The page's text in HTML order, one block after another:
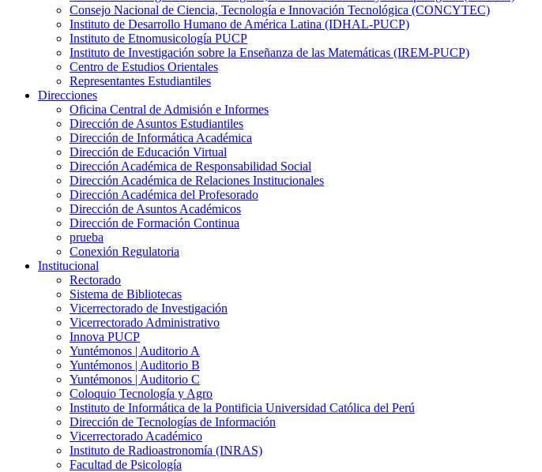
Consejo Nacional de Ciencia, Tecnología e Innovación Tecnológica (CONCYTEC)
Instituto de Desarrollo Humano de América Latina (IDHAL-PUCP)
Instituto de Etnomusicología PUCP
Instituto de Investigación sobre la Enseñanza de las Matemáticas (IREM-PUCP)
Centro de Estudios Orientales
Representantes Estudiantiles
Direcciones
Oficina Central de Admisión e Informes
Dirección de Asuntos Estudiantiles
Dirección de Informática Académica
Dirección de Educación Virtual
Dirección Académica de Responsabilidad Social
Dirección Académica de Relaciones Institucionales
Dirección Académica del Profesorado
Dirección de Asuntos Académicos
Dirección de Formación Continua
prueba
Conexión Regulatoria
Institucional
Rectorado
Sistema de Bibliotecas
Vicerrectorado de Investigación
Vicerrectorado Administrativo
Innova PUCP
Yuntémonos | Auditorio A
Yuntémonos | Auditorio B
Yuntémonos | Auditorio C
Coloquio Tecnología y Agro
Instituto de Informática de la Pontificia Universidad Católica del Perú
Dirección de Tecnologías de Información
Vicerrectorado Académico
Instituto de Radioastronomía (INRAS)
Facultad de Psicología